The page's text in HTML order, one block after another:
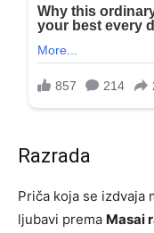
Razrada
Priča koja se izdvaja
ljubavi prema Masai